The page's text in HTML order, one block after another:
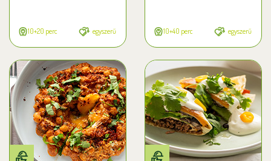
10+20 perc egyszerű 10+40 perc egyszerű